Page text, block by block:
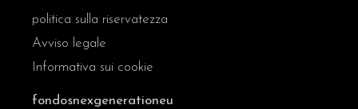
politica sulla riservatezza
Avviso legale
Informativa sui cookie
fondosnexgenerationeu